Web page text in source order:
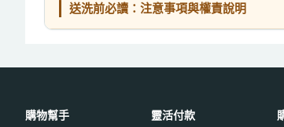
送洗前必讀：注意事項與權責說明
購物幫手 靈活付款